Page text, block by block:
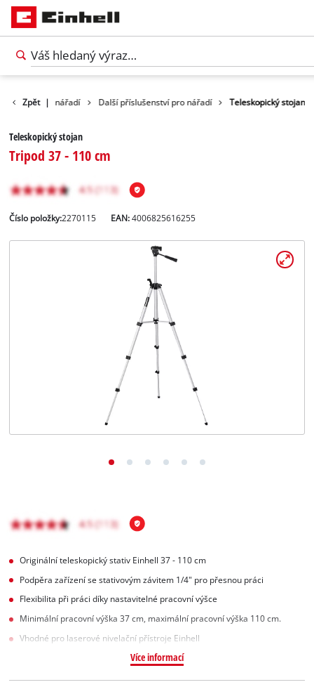
Zpět |
Příslušenství nářadí Další příslušenství pro nářadí Teleskopický stojan
Teleskopický stojan
Tripod 37 - 110 cm
Číslo položky:2270115 EAN:4006825616255
Originální teleskopický stativ Einhell 37 - 110 cm
Podpěra zařízení se stativovým závitem 1/4" pro přesnou práci
Flexibilita při práci díky nastavitelné pracovní výšce
Minimální pracovní výška 37 cm, maximální pracovní výška 110 cm.
Vhodné pro laserové nivelační přístroje Einhell
Více informací